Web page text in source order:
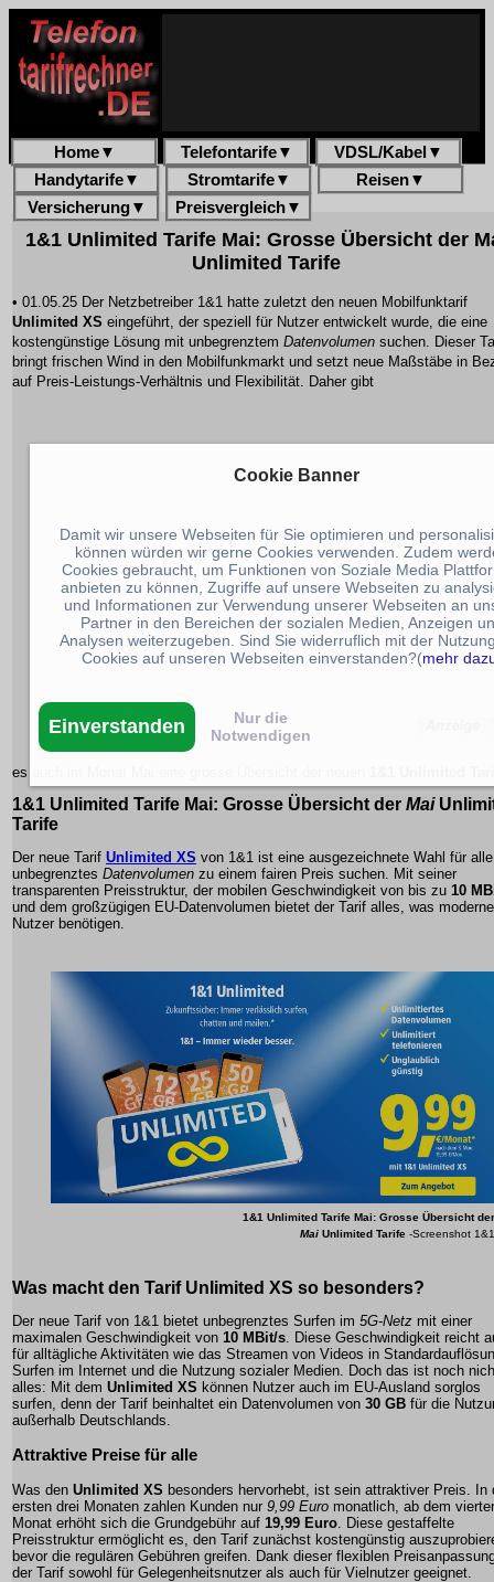
Home▼ Telefontarife▼ VDSL/Kabel ▼
Handytarife▼ Stromtarife▼ Reisen▼
Versicherung▼ Preisvergleich▼
1&1 Unlimited Tarife Mai: Grosse Übersicht der
Unlimited Tarife
• 01.05.25 Der Netzbetreiber 1&1 hatte zuletzt den neuen Mobilfunktarif
Unlimited XS eingeführt, der speziell für Nutzer entwickelt wurde, die eine
kostengünstige Lösung mit unbegrenztem Datenvolumen suchen. Dieser
bringt frischen Wind in den Mobilfunkmarkt und setzt neue Maßstäbe in
auf Preis-Leistungs-Verhältnis und Flexibilität. Daher gibt
es auch im Monat Mai eine grosse Übersicht der neuen
1&1 Unlimited Tarife Mai: Grosse Übersicht der Mai
Tarife
Der neue Tarif Unlimited XS von 1&1 ist eine ausgezeichnete Wahl für
unbegrenztes Datenvolumen zu einem fairen Preis suchen. Mit seiner
transparenten Preisstruktur, der mobilen Geschwindigkeit von bis zu 10
und dem großzügigen EU-Datenvolumen bietet der Tarif alles, was moderne
Nutzer benötigen.
1&1 Unlimited Tarife Mai: Grosse Übersicht der
Mai Unlimited Tarife -Screenshot 1&1
Was macht den Tarif Unlimited XS so besonders?
Der neue Tarif von 1&1 bietet unbegrenztes Surfen im 5G-Netz mit einer
maximalen Geschwindigkeit von 10 MBit/s. Diese Geschwindigkeit reicht
für alltägliche Aktivitäten wie das Streamen von Videos in
Surfen im Internet und die Nutzung sozialer Medien. Doch das ist noch
alles: Mit dem Unlimited XS können Nutzer auch im EU-Ausland sorglos
surfen, denn der Tarif beinhaltet ein Datenvolumen von 30 GB für die
außerhalb Deutschlands.
Attraktive Preise für alle
Was den Unlimited XS besonders hervorhebt, ist sein attraktiver Preis. In
ersten drei Monaten zahlen Kunden nur 9,99 Euro monatlich, ab dem
Monat erhöht sich die Grundgebühr auf 19,99 Euro . Diese gestaffelte
Preisstruktur ermöglicht es, den Tarif zunächst kostengünstig
bevor die regulären Gebühren greifen. Dank dieser flexiblen
der Tarif sowohl für Gelegenheitsnutzer als auch für Vielnutzer geeignet.
Cookie Banner
Damit wir unsere Webseiten für Sie optimieren und
können würden wir gerne Cookies verwenden. Zudem
Cookies gebraucht, um Funktionen von Soziale Media
anbieten zu können, Zugriffe auf unsere Webseiten zu
und Informationen zur Verwendung unserer Webseiten an
Partner in den Bereichen der sozialen Medien, Anzeigen
Analysen weiterzugeben. Sind Sie widerruflich mit der
Cookies auf unseren Webseiten einverstanden?(mehr
Einverstanden
Nur die
Notwendigen